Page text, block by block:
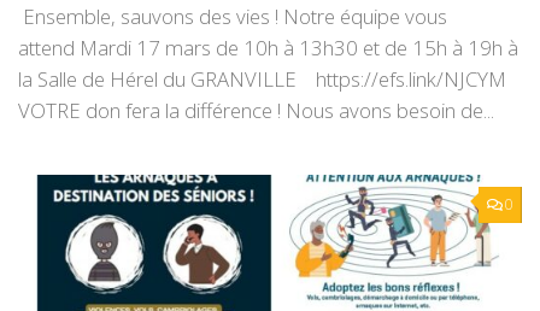
Ensemble, sauvons des vies ! Notre équipe vous
attend Mardi 17 mars de 10h à 13h30 et de 15h à 19h à
la Salle de Hérel du GRANVILLE https://efs.link/NJCYM
VOTRE don fera la différence ! Nous avons besoin de...
0